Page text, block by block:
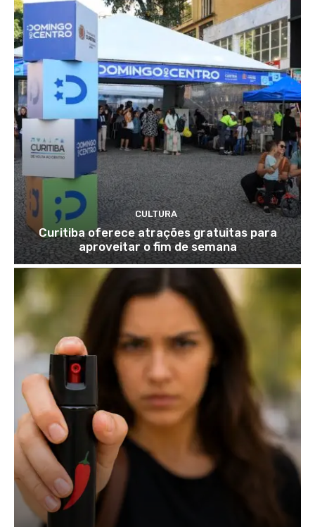
CULTURA
Curitiba oferece atrações gratuitas para
aproveitar o fim de semana